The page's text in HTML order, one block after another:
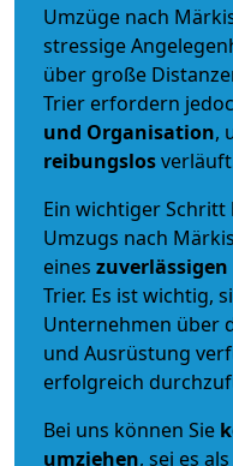
Umzüge nach
stressige
über große
Trier erfordern
und Organisation,
reibungslos
Ein wichtiger
Umzugs nach
eines zuverlässigen
Trier. Es ist wichtig,
Unternehmen über
und Ausrüstung
erfolgreich
Bei uns können Sie
umziehen, sei es als